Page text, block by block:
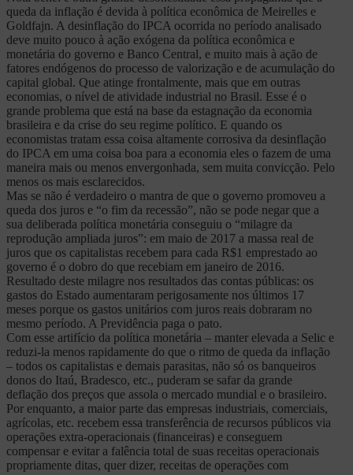
queda da inflação é devida à política econômica de Meirelles e
Goldfajn. A desinflação do IPCA ocorrida no período analisado
deve muito pouco à ação exógena da política econômica e
monetária do governo e Banco Central, e muito mais à ação de
fatores endógenos do processo de valorização e de acumulação do
capital global. Que atinge frontalmente, mais que em outras
economias, o nível de atividade industrial no Brasil. Esse é o
grande problema que está na base da estagnação da economia
brasileira e da crise do seu regime político. E quando os
economistas tratam essa coisa altamente corrosiva da desinflação
do IPCA em uma coisa boa para a economia eles o fazem de uma
maneira mais ou menos envergonhada, sem muita convicção. Pelo
menos os mais esclarecidos.
Mas se não é verdadeiro o mantra de que o governo promoveu a
queda dos juros e “o fim da recessão”, não se pode negar que a
sua deliberada política monetária conseguiu o “milagre da
reprodução ampliada juros”: em maio de 2017 a massa real de
juros que os capitalistas recebem para cada R$1 emprestado ao
governo é o dobro do que recebiam em janeiro de 2016.
Resultado deste milagre nos resultados das contas públicas: os
gastos do Estado aumentaram perigosamente nos últimos 17
meses porque os gastos unitários com juros reais dobraram no
mesmo período. A Previdência paga o pato.
Com esse artifício da política monetária – manter elevada a Selic e
reduzi-la menos rapidamente do que o ritmo de queda da inflação
– todos os capitalistas e demais parasitas, não só os banqueiros
donos do Itaú, Bradesco, etc., puderam se safar da grande
deflação dos preços que assola o mercado mundial e o brasileiro.
Por enquanto, a maior parte das empresas industriais, comerciais,
agrícolas, etc. recebem essa transferência de recursos públicos via
operações extra-operacionais (financeiras) e conseguem
compensar e evitar a falência total de suas receitas operacionais
propriamente ditas, quer dizer, receitas de operações com